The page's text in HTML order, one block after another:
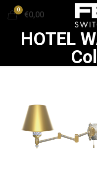
0
€0,00
HOTEL